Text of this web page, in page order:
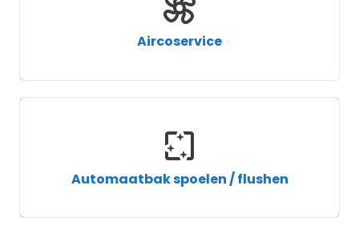
Aircoservice
Automaatbak spoelen / flushen